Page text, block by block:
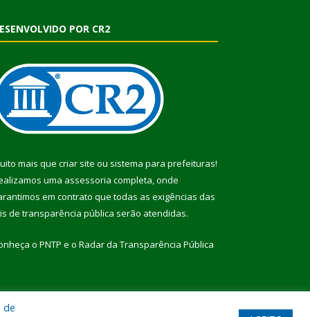
POR CR2
mais que criar site ou sistema para prefeituras!
uma assessoria completa, onde
em contrato que todas as exigências das
de transparência pública serão atendidas.
o PNTP e o Radar da Transparência Pública
de